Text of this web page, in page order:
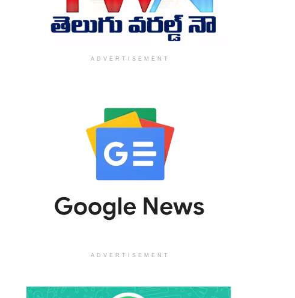
ADVERTISEMENT
ADVERTISEMENT